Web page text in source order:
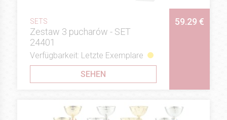
SETS
Zestaw 3 pucharów - SET
24401
59.29 €
Verfügbarkeit: Letzte Exemplare
SEHEN